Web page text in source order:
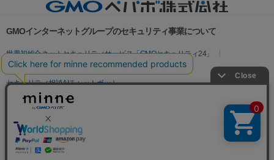
GMOインターネットグループのセキュリティ事業について
世界初総合ネットセキュリティサービス「GMOセキュリティ24」
パスワード漏洩診断
Webサイトリスク診断
セキュリティ相談AIチャットボット
実在証明・盗聴対策
サイバー攻撃対策（GMO Flatt Security）
セキュリティ事業の軌跡